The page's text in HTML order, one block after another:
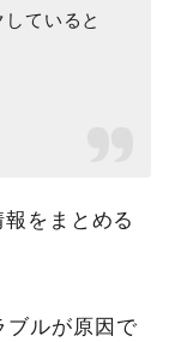
ていると
をまとめる
ブルが原因で